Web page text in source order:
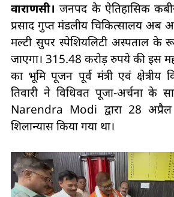
वाराणसी।जनपद के ऐतिहासिक
प्रसाद गुप्त मंडलीय चिकित्सालय अब
मल्टी सुपर स्पेशियलिटी अस्पताल के
जाएगा। 315.48 करोड़ रुपये की इस
का भूमि पूजन पूर्व मंत्री एवं क्षेत्रीय
तिवारी ने विधिवत पूजा-अर्चना के
Narendra Modi द्वारा 28
शिलान्यास किया गया था।